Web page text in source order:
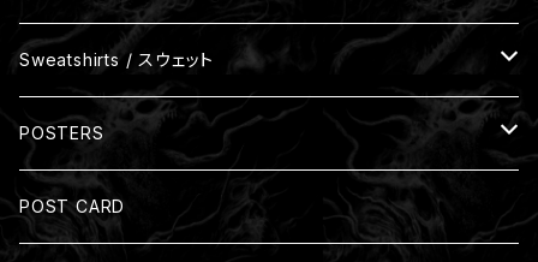
One Size
裏パイル
裏起毛
Zip-up Hoodies
Sweatshirts / スウェット
裏パイル
裏起毛
POSTERS
Size: A3(297mm x 420mm)
POST CARD